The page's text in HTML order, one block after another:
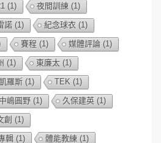
(1) 夜間訓練 (1)
諾 (1) 紀念球衣 (1)
賽程 (1) 媒體評論 (1)
(1) 東廉太 (1)
羅斯 (1) TEK (1)
中嶋圓野 (1) 久保建英 (1)
創 (1)
輯 (1) 體能教練 (1)